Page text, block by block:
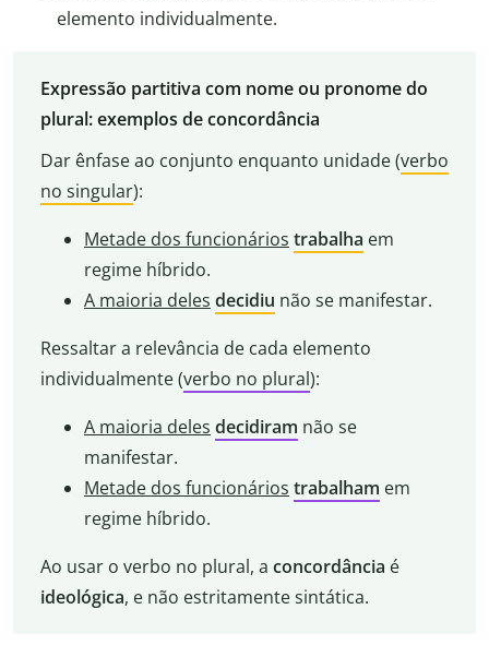
elemento individualmente.
Expressão partitiva com nome ou pronome do
plural: exemplos de concordância
Dar ênfase ao conjunto enquanto unidade (verbo
no singular):
Metade dos funcionários trabalha em
regime híbrido.
A maioria deles decidiu não se manifestar.
Ressaltar a relevância de cada elemento
individualmente (verbo no plural):
A maioria deles decidiram não se
manifestar.
Metade dos funcionários trabalham em
regime híbrido.
Ao usar o verbo no plural, a concordância é
ideológica, e não estritamente sintática.